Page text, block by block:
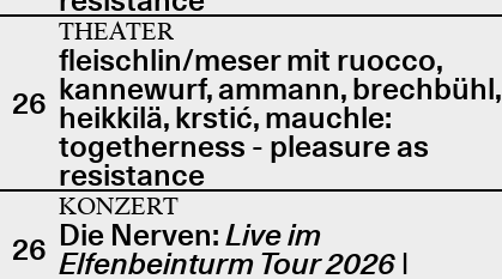
26
THEATER
fleischlin/meser mit ruocco,
kannewurf, ammann, brechbühl,
heikkilä, krstić, mauchle:
togetherness - pleasure as
resistance
26
KONZERT
Die Nerven:Live im
Elfenbeinturm Tour 2026 |